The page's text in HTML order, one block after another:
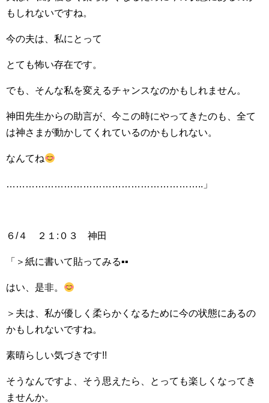
もしれないですね。
今の夫は、私にとって
とても怖い存在です。
でも、そんな私を変えるチャンスなのかもしれません。
神田先生からの助言が、今この時にやってきたのも、全て
は神さまが動かしてくれているのかもしれない。
なんてね
……………………………………………………..」
６/４ ２１:０３ 神田
「＞紙に書いて貼ってみる▪▪
はい、是非。
＞夫は、私が優しく柔らかくなるために今の状態にあるの
かもしれないですね。
素晴らしい気づきです!!
そうなんですよ、そう思えたら、とっても楽しくなってき
ませんか。